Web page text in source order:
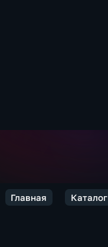
Главная Каталог